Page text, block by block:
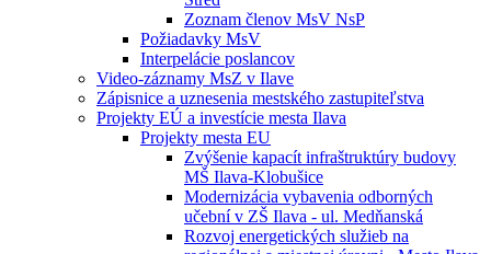
Zoznam členov MsV NsP
Požiadavky MsV
Interpelácie poslancov
Video-záznamy MsZ v Ilave
Zápisnice a uznesenia mestského zastupiteľstva
Projekty EÚ a investície mesta Ilava
Projekty mesta EU
Zvýšenie kapacít infraštruktúry budovy
MŠ Ilava-Klobušice
Modernizácia vybavenia odborných
učební v ZŠ Ilava - ul. Medňanská
Rozvoj energetických služieb na